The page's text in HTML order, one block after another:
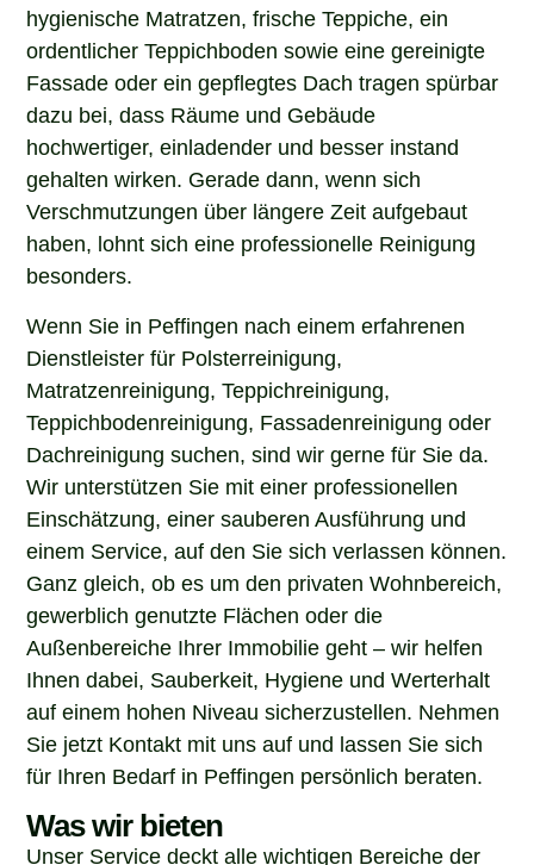
hygienische Matratzen, frische Teppiche, ein
ordentlicher Teppichboden sowie eine gereinigte
Fassade oder ein gepflegtes Dach tragen spürbar
dazu bei, dass Räume und Gebäude
hochwertiger, einladender und besser instand
gehalten wirken. Gerade dann, wenn sich
Verschmutzungen über längere Zeit aufgebaut
haben, lohnt sich eine professionelle Reinigung
besonders.
Wenn Sie in Peffingen nach einem erfahrenen
Dienstleister für Polsterreinigung,
Matratzenreinigung, Teppichreinigung,
Teppichbodenreinigung, Fassadenreinigung oder
Dachreinigung suchen, sind wir gerne für Sie da.
Wir unterstützen Sie mit einer professionellen
Einschätzung, einer sauberen Ausführung und
einem Service, auf den Sie sich verlassen können.
Ganz gleich, ob es um den privaten Wohnbereich,
gewerblich genutzte Flächen oder die
Außenbereiche Ihrer Immobilie geht – wir helfen
Ihnen dabei, Sauberkeit, Hygiene und Werterhalt
auf einem hohen Niveau sicherzustellen. Nehmen
Sie jetzt Kontakt mit uns auf und lassen Sie sich
für Ihren Bedarf in Peffingen persönlich beraten.
Was wir bieten
Unser Service deckt alle wichtigen Bereiche der